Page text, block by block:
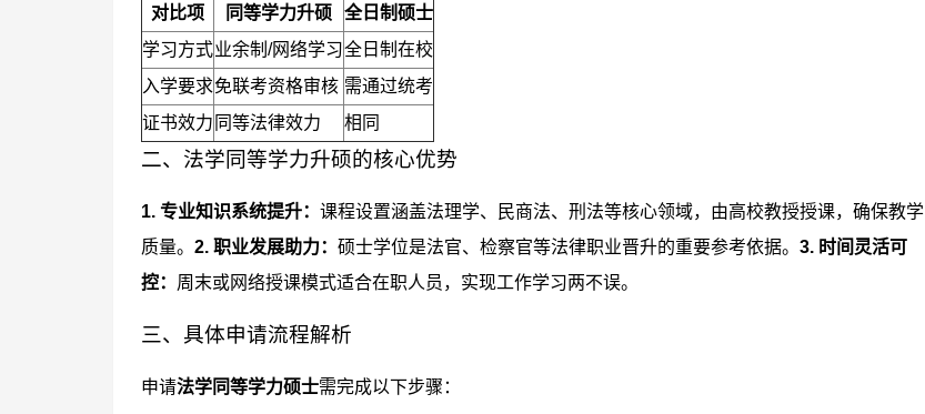
对比项 同等学力升硕
全日制硕士
学习方式业余制/网络学习全日制在校
入学要求免联考资格审核 需通过统考
证书效力 同等法律效力 相同
二、法学同等学力升硕的核心优势
1. 专业知识系统提升： 课程设置涵盖法理学、民商法、刑法等核心领域，由高校教授授课，确保教学
质量。 2. 职业发展助力： 硕士学位是法官、检察官等法律职业晋升的重要参考依据。 3. 时间灵活可
控： 周末或网络授课模式适合在职人员，实现工作学习两不误。
三、具体申请流程解析
申请法学同等学力硕士需完成以下步骤：